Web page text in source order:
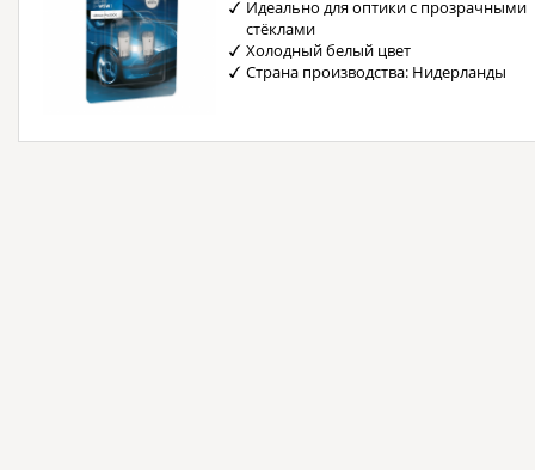
Идеально для оптики с прозрачными
стёклами
Холодный белый цвет
Страна производства: Нидерланды